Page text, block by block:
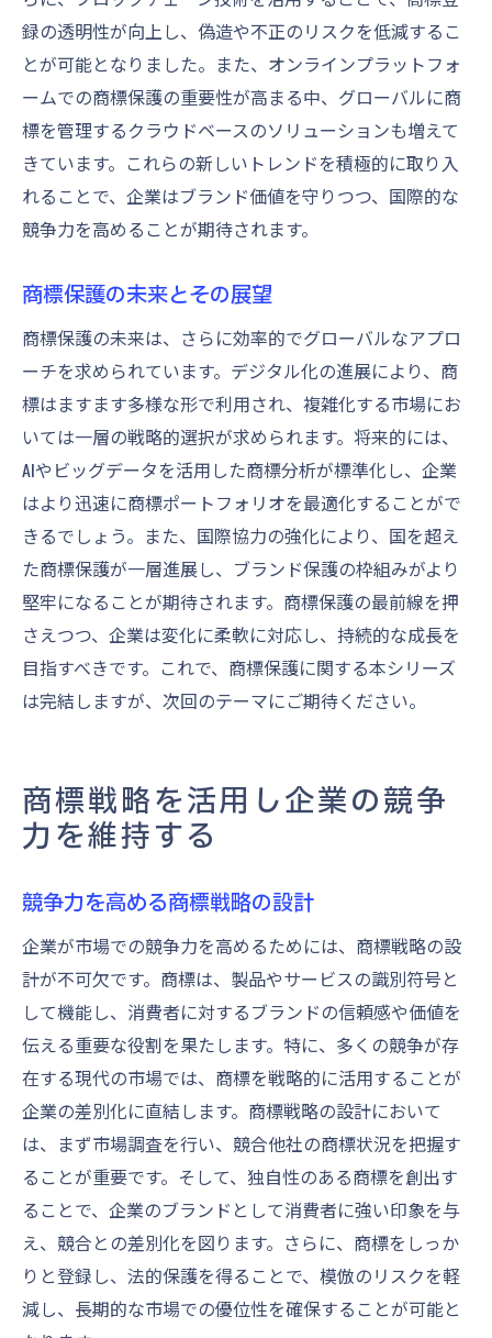
録の透明性が向上し、偽造や不正のリスクを低減するこ
とが可能となりました。また、オンラインプラットフォ
ームでの商標保護の重要性が高まる中、グローバルに商
標を管理するクラウドベースのソリューションも増えて
きています。これらの新しいトレンドを積極的に取り入
れることで、企業はブランド価値を守りつつ、国際的な
競争力を高めることが期待されます。
商標保護の未来とその展望
商標保護の未来は、さらに効率的でグローバルなアプロ
ーチを求められています。デジタル化の進展により、商
標はますます多様な形で利用され、複雑化する市場にお
いては一層の戦略的選択が求められます。将来的には、
AIやビッグデータを活用した商標分析が標準化し、企業
はより迅速に商標ポートフォリオを最適化することがで
きるでしょう。また、国際協力の強化により、国を超え
た商標保護が一層進展し、ブランド保護の枠組みがより
堅牢になることが期待されます。商標保護の最前線を押
さえつつ、企業は変化に柔軟に対応し、持続的な成長を
目指すべきです。これで、商標保護に関する本シリーズ
は完結しますが、次回のテーマにご期待ください。
商標戦略を活用し企業の競争
力を維持する
競争力を高める商標戦略の設計
企業が市場での競争力を高めるためには、商標戦略の設
計が不可欠です。商標は、製品やサービスの識別符号と
して機能し、消費者に対するブランドの信頼感や価値を
伝える重要な役割を果たします。特に、多くの競争が存
在する現代の市場では、商標を戦略的に活用することが
企業の差別化に直結します。商標戦略の設計において
は、まず市場調査を行い、競合他社の商標状況を把握す
ることが重要です。そして、独自性のある商標を創出す
ることで、企業のブランドとして消費者に強い印象を与
え、競合との差別化を図ります。さらに、商標をしっか
りと登録し、法的保護を得ることで、模倣のリスクを軽
減し、長期的な市場での優位性を確保することが可能と